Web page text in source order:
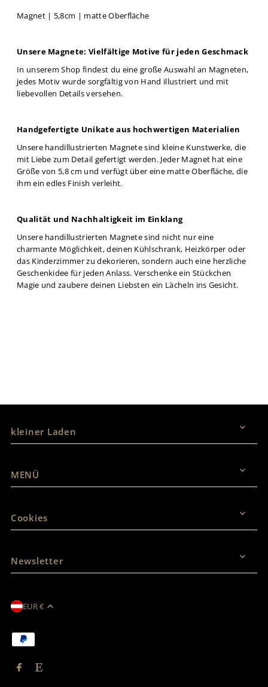
Magnet | 5,8cm | matte Oberfläche
Unsere Magnete: Vielfältige Motive für jeden Geschmack
In unserem Shop findest du eine große Auswahl an Magneten,
jedes Motiv wurde sorgfältig von Hand illustriert und mit
liebevollen Details versehen.
Handgefertigte Unikate aus hochwertigen Materialien
Unsere handillustrierten Magnete sind kleine Kunstwerke, die
mit Liebe zum Detail gefertigt werden. Jeder Magnet hat eine
Größe von 5,8 cm und verfügt über eine matte Oberfläche, die
ihm ein edles Finish verleiht.
Qualität und Nachhaltigkeit im Einklang
Unsere handillustrierten Magnete sind nicht nur eine
charmante Möglichkeit, deinen Kühlschrank, Heizkörper oder
das Kinderzimmer zu dekorieren, sondern auch eine herzliche
Geschenkidee für jeden Anlass. Verschenke ein Stückchen
Magie und zaubere deinen Liebsten ein Lächeln ins Gesicht.
kleiner Laden
MENÜ
Cookies
Newsletter
EUR €